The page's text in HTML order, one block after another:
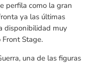
perfila como la gran
ya las últimas
disponibilidad muy
Stage.
una de las figuras